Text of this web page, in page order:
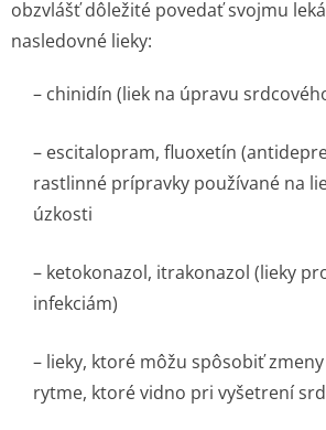
obzvlášť dôležité povedať svojmu
nasledovné lieky:
– chinidín (liek na úpravu
– escitalopram, fluoxetín
rastlinné prípravky používané na
úzkosti
– ketokonazol, itrakonazol (lieky
infekciám)
– lieky, ktoré môžu spôsobiť
rytme, ktoré vidno pri vyšetrení